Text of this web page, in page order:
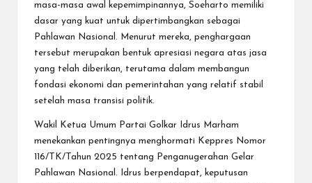
masa-masa awal kepemimpinannya, Soeharto memiliki
dasar yang kuat untuk dipertimbangkan sebagai
Pahlawan Nasional. Menurut mereka, penghargaan
tersebut merupakan bentuk apresiasi negara atas jasa
yang telah diberikan, terutama dalam membangun
fondasi ekonomi dan pemerintahan yang relatif stabil
setelah masa transisi politik.
Wakil Ketua Umum Partai Golkar Idrus Marham
menekankan pentingnya menghormati Keppres Nomor
116/TK/Tahun 2025 tentang Penganugerahan Gelar
Pahlawan Nasional. Idrus berpendapat, keputusan